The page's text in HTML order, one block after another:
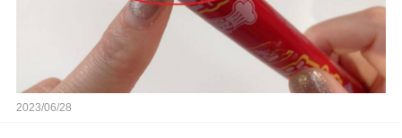
2023/06/28